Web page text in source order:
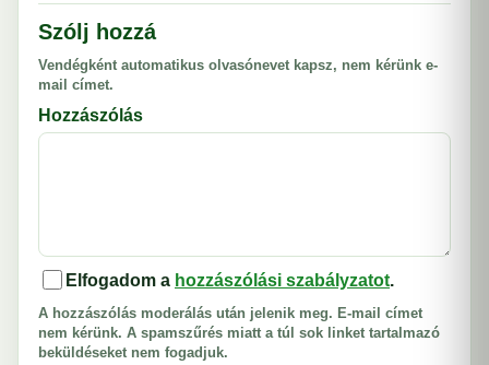
Szólj hozzá
Vendégként automatikus olvasónevet kapsz, nem kérünk e-
mail címet.
Hozzászólás
Elfogadom a hozzászólási szabályzatot.
A hozzászólás moderálás után jelenik meg. E-mail címet
nem kérünk. A spamszűrés miatt a túl sok linket tartalmazó
beküldéseket nem fogadjuk.